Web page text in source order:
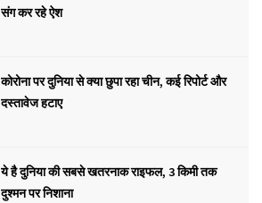
संग कर रहे ऐश
कोरोना पर दुनिया से क्या छुपा रहा चीन, कई रिपोर्ट और
दस्तावेज हटाए
ये है दुनिया की सबसे खतरनाक राइफल, 3 किमी तक
दुश्मन पर निशाना